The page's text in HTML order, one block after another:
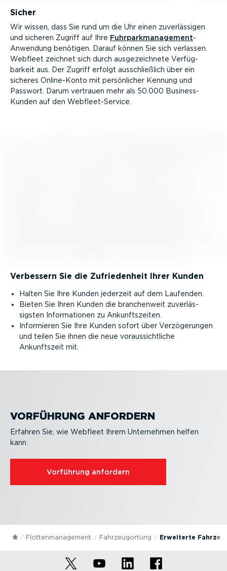
Sicher
Wir wissen, dass Sie rund um die Uhr einen zuver­läs­sigen
und sicheren Zugriff auf Ihre Fuhrpark­ma­nagement-
Anwendung benötigen. Darauf können Sie sich verlassen.
Webfleet zeichnet sich durch ausge­zeichnete Verfüg­
barkeit aus. Der Zugriff erfolgt ausschließlich über ein
sicheres Online-­Konto mit persön­licher Kennung und
Passwort. Darum vertrauen mehr als 50.000 Busines­s-
Kunden auf den Webfleet-Service.
Verbessern Sie die Zufrie­denheit Ihrer Kunden
Halten Sie Ihre Kunden jederzeit auf dem Laufenden.
Bieten Sie Ihren Kunden die branchenweit zuver­läs­
sigsten Infor­ma­tionen zu Ankunfts­zeiten.
Informieren Sie Ihre Kunden sofort über Verzö­ge­rungen
und teilen Sie ihnen die neue voraus­sicht­liche
Ankunftszeit mit.
VORFÜHRUNG ANFORDERN
Erfahren Sie, wie Webfleet Ihrem Unternehmen helfen
kann.
Vorführung anfordern
Flotten­ma­nagement Fahrzeu­g­ortung Erweiterte